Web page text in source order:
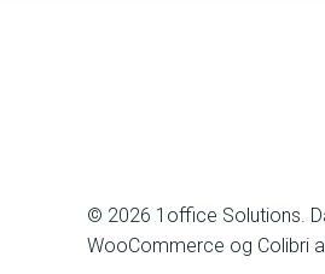
© 2026 1office Solutions.
WooCommerce og Colibri